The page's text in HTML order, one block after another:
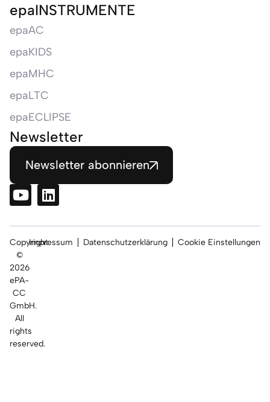
epaINSTRUMENTE
epaAC
epaKIDS
epaMHC
epaLTC
epaECLIPSE
Newsletter
Newsletter abonnieren
Copyright
©
2026
ePA-
CC
GmbH.
All
rights
reserved.
Impressum Datenschutzerklärung Cookie Einstellungen